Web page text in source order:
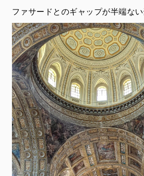
ファサードとのギャップが半端ない